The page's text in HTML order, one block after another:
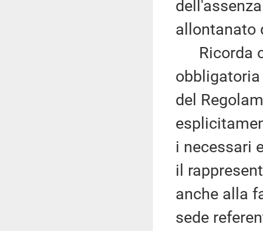
allontanato
Ricorda
del
i necessari
il
anche alla
sede